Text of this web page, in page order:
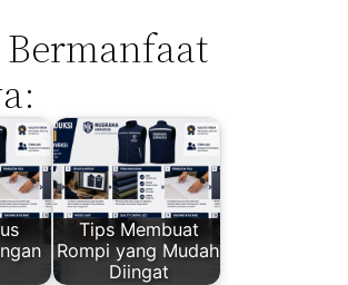
Tips Membuat
Rompi yang Mudah
Diingat